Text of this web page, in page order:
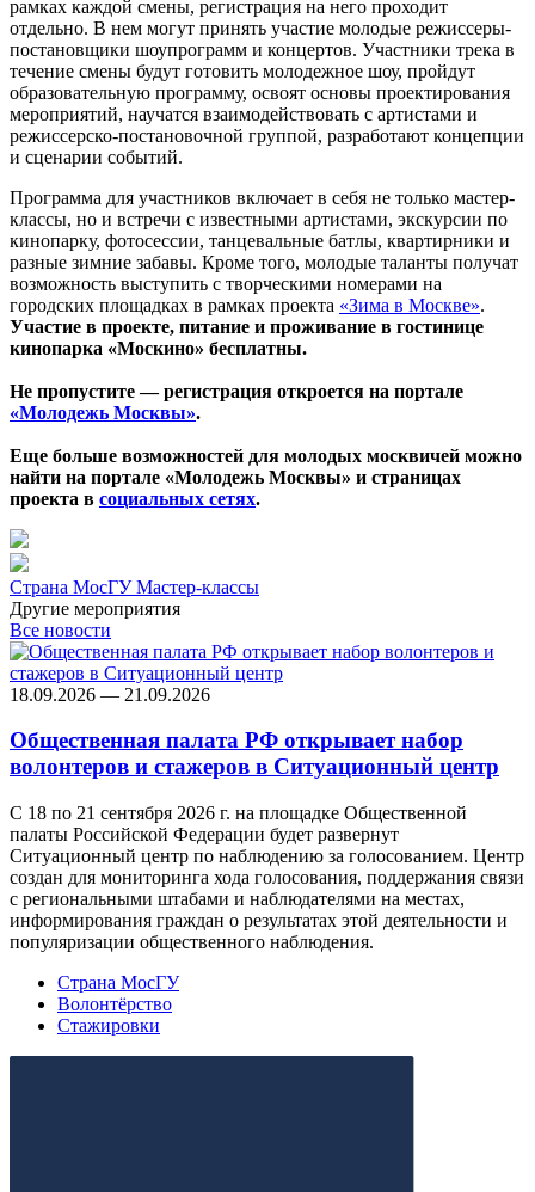
рамках каждой смены, регистрация на него проходит
отдельно. В нем могут принять участие молодые режиссеры-
постановщики шоупрограмм и концертов. Участники трека в
течение смены будут готовить молодежное шоу, пройдут
образовательную программу, освоят основы проектирования
мероприятий, научатся взаимодействовать с артистами и
режиссерско-постановочной группой, разработают концепции
и сценарии событий.
Программа для участников включает в себя не только мастер-
классы, но и встречи с известными артистами, экскурсии по
кинопарку, фотосессии, танцевальные батлы, квартирники и
разные зимние забавы. Кроме того, молодые таланты получат
возможность выступить с творческими номерами на
городских площадках в рамках проекта «Зима в Москве».
Участие в проекте, питание и проживание в гостинице
кинопарка «Москино» бесплатны.
Не пропустите — регистрация откроется на портале
«Молодежь Москвы».
Еще больше возможностей для молодых москвичей можно
найти на портале «Молодежь Москвы» и страницах
проекта в социальных сетях.
Страна МосГУМастер-классы
Другие мероприятия
Все новости
18.09.2026 — 21.09.2026
Общественная палата РФ открывает набор
волонтеров и стажеров в Ситуационный центр
С 18 по 21 сентября 2026 г. на площадке Общественной
палаты Российской Федерации будет развернут
Ситуационный центр по наблюдению за голосованием. Центр
создан для мониторинга хода голосования, поддержания связи
с региональными штабами и наблюдателями на местах,
информирования граждан о результатах этой деятельности и
популяризации общественного наблюдения.
Страна МосГУ
Волонтёрство
Стажировки